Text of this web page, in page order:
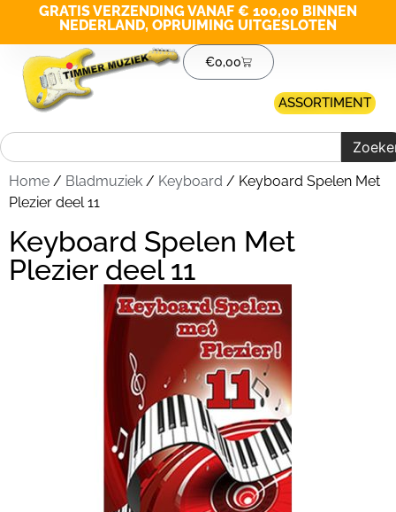
GRATIS VERZENDING VANAF € 100,00 BINNEN
NEDERLAND, OPRUIMING UITGESLOTEN
€0,00
ASSORTIMENT
Home / Bladmuziek / Keyboard / Keyboard Spelen Met
Plezier deel 11
Keyboard Spelen Met
Plezier deel 11